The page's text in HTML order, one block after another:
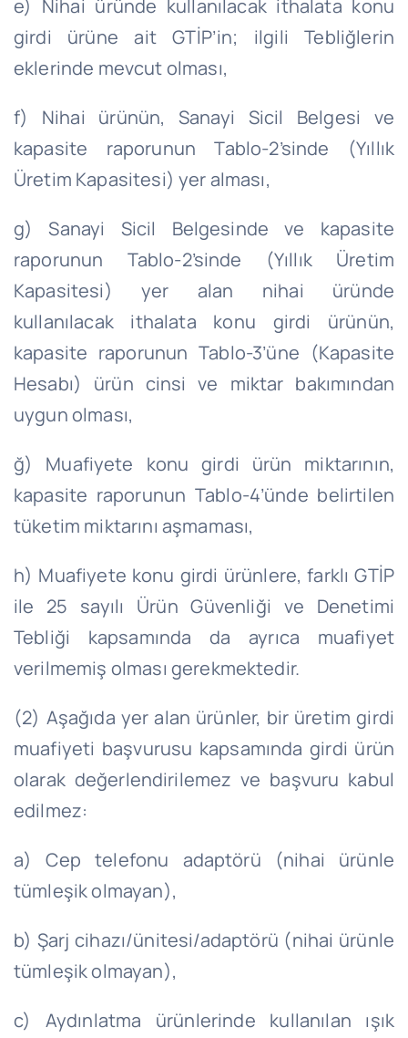
e) Nihai üründe kullanılacak ithalata konu
girdi ürüne ait GTİP’in; ilgili Tebliğlerin
eklerinde mevcut olması,
f) Nihai ürünün, Sanayi Sicil Belgesi ve
kapasite raporunun Tablo-2’sinde (Yıllık
Üretim Kapasitesi) yer alması,
g) Sanayi Sicil Belgesinde ve kapasite
raporunun Tablo-2’sinde (Yıllık Üretim
Kapasitesi) yer alan nihai üründe
kullanılacak ithalata konu girdi ürünün,
kapasite raporunun Tablo-3’üne (Kapasite
Hesabı) ürün cinsi ve miktar bakımından
uygun olması,
ğ) Muafiyete konu girdi ürün miktarının,
kapasite raporunun Tablo-4’ünde belirtilen
tüketim miktarını aşmaması,
h) Muafiyete konu girdi ürünlere, farklı GTİP
ile 25 sayılı Ürün Güvenliği ve Denetimi
Tebliği kapsamında da ayrıca muafiyet
verilmemiş olması gerekmektedir.
(2) Aşağıda yer alan ürünler, bir üretim girdi
muafiyeti başvurusu kapsamında girdi ürün
olarak değerlendirilemez ve başvuru kabul
edilmez:
a) Cep telefonu adaptörü (nihai ürünle
tümleşik olmayan),
b) Şarj cihazı/ünitesi/adaptörü (nihai ürünle
tümleşik olmayan),
c) Aydınlatma ürünlerinde kullanılan ışık